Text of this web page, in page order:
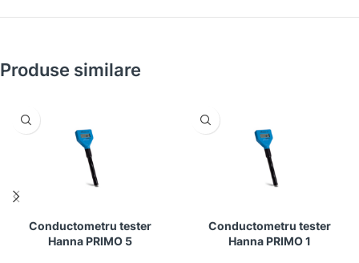
Produse similare
Conductometru tester
Hanna PRIMO 5
Conductometru tester
Hanna PRIMO 1